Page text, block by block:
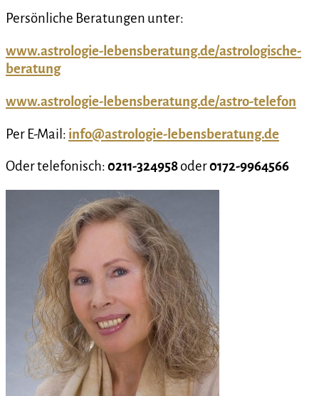
Persönliche Beratungen unter:
www.astrologie-lebensberatung.de/astrologische-
beratung
www.astrologie-lebensberatung.de/astro-telefon
Per E-Mail: info@astrologie-lebensberatung.de
Oder telefonisch:0211-324958oder0172-9964566